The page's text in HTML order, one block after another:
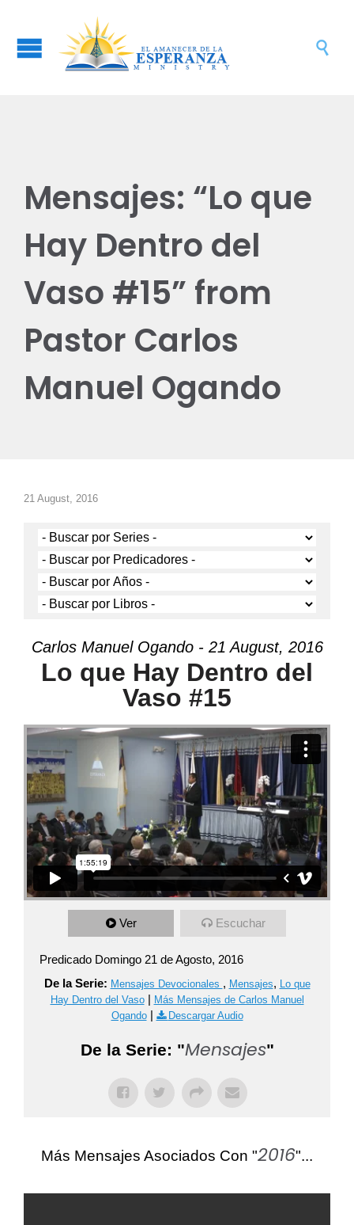

Mensajes: “Lo que
Hay Dentro del
Vaso #15” from
Pastor Carlos
Manuel Ogando
21 August, 2016
Carlos Manuel Ogando - 21 August, 2016
Lo que Hay Dentro del
Vaso #15
Ver Escuchar
Predicado Domingo 21 de Agosto, 2016
De la Serie: Mensajes Devocionales , Mensajes,
Lo que
Hay Dentro del Vaso| Más Mensajes de Carlos Manuel
Ogando| Descargar Audio
De la Serie: "Mensajes"
Más Mensajes Asociados Con "2016"...